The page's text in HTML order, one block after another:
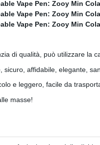
di qualità, può utilizzare la
sicuro, affidabile, elegante,
e leggero, facile da
masse!